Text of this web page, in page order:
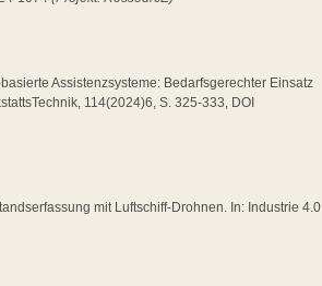
Assistenzsysteme: Bedarfsgerechter Einsatz
114(2024)6, S. 325-333, DOI
mit Luftschiff-Drohnen. In: Industrie 4.0